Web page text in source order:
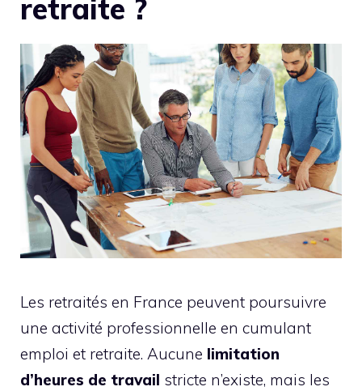
retraite ?
Les retraités en France peuvent poursuivre
une activité professionnelle en cumulant
emploi et retraite. Aucune limitation
d’heures de travail stricte n’existe, mais les